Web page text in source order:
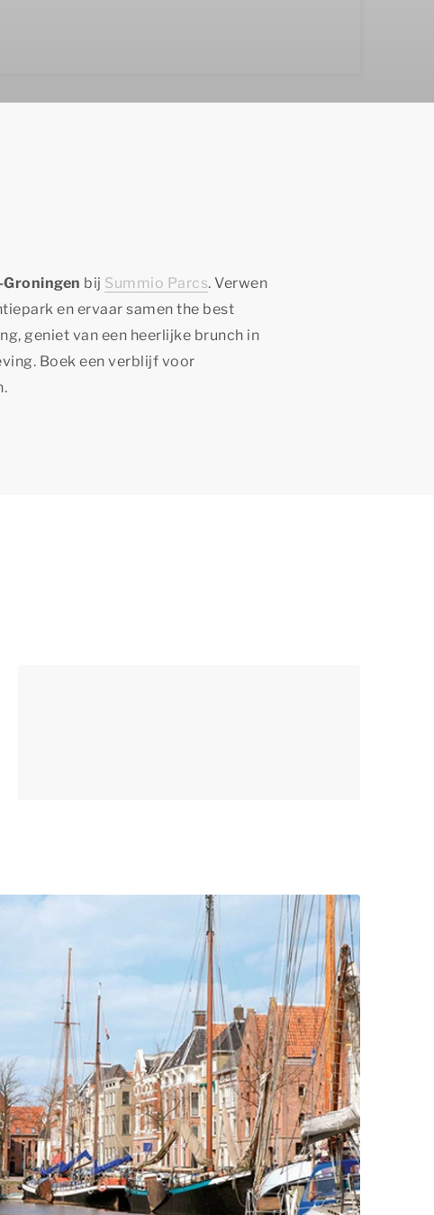
bij Summio Parcs. Verwen
en ervaar samen the best
geniet van een heerlijke brunch in
Boek een verblijf voor